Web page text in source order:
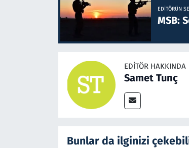
EDITÖRÜN
MSB:
EDITÖR HAKKINDA
Samet Tunç
Bunlar da ilginizi